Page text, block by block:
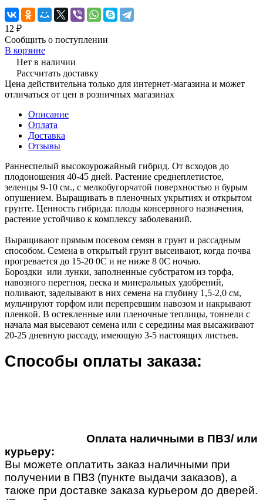
12 ₽
Сообщить о поступлении
В корзине
Нет в наличии
Рассчитать доставку
Цена действительна только для интернет-магазина и может
отличаться от цен в розничных магазинах
Описание
Оплата
Доставка
Отзывы
Раннеспелый высокоурожайный гибрид. От всходов до
плодоношения 40-45 дней. Растение среднеплетистое,
зеленцы 9-10 см., с мелкобугорчатой поверхностью и бурым
опушением. Выращивать в пленочных укрытиях и открытом
грунте. Ценность гибрида: плоды консервного назначения,
растение устойчиво к комплексу заболеваний.
Выращивают прямым посевом семян в грунт и рассадным
способом. Семена в открытый грунт высеивают, когда почва
прогревается до 15-20 0С и не ниже 8 0С ночью.
Бороздки или лунки, заполненные субстратом из торфа,
навозного перегноя, песка и минеральных удобрений,
поливают, заделывают в них семена на глубину 1,5-2,0 см,
мульчируют торфом или перепревшим навозом и накрывают
пленкой. В остекленные или пленочные теплицы, тоннели с
начала мая высевают семена или с середины мая высаживают
20-25 дневную рассаду, имеющую 3-5 настоящих листьев.
Способы оплаты заказа:
Оплата наличными в ПВЗ/ или
курьеру:
Вы можете оплатить заказ наличными при
получении в ПВЗ (пункте выдачи заказов), а
также при доставке заказа курьером до дверей.